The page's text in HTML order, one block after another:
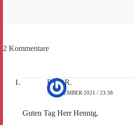
2 Kommentare
Felix R.
7. DEZEMBER 2021 / 23:38
Guten Tag Herr Hennig,